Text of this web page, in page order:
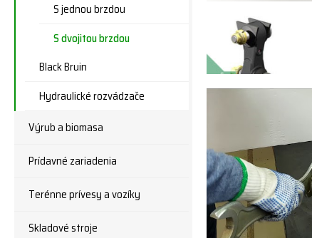
S jednou brzdou
S dvojitou brzdou
Black Bruin
Hydraulické rozvádzače
Výrub a biomasa
Prídavné zariadenia
Terénne prívesy a vozíky
Skladové stroje